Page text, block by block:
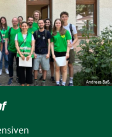
Andreas Baß